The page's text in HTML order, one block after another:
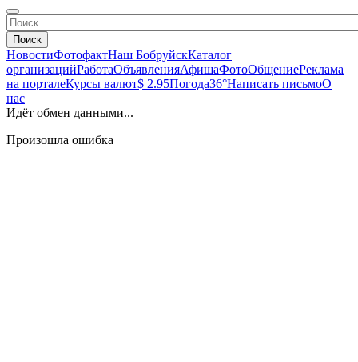
Поиск
НовостиФотофактНаш БобруйскКаталог
организацийРаботаОбъявленияАфишаФотоОбщениеРеклама
на порталеКурсы валют$ 2.95Погода36°Написать письмоО
нас
Идёт обмен данными...
Произошла ошибка